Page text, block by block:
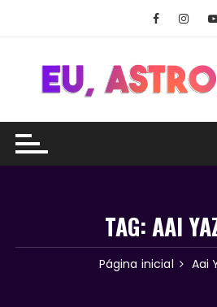
conteúdo
TAG:AAI
Página inicial Aai